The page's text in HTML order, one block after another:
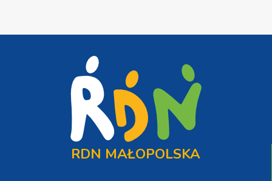
RDN MAŁOPOLSKA